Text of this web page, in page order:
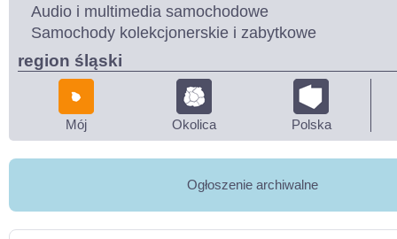
Audio i multimedia samochodowe
Samochody kolekcjonerskie i zabytkowe
region śląski
Mój Okolica Polska
Ogłoszenie archiwalne